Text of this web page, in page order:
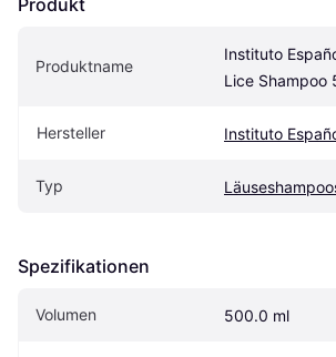
Produkt
Produktname
Instituto
Lice Shampoo
Hersteller Instituto
Typ
Spezifikationen
Volumen 500.0 ml